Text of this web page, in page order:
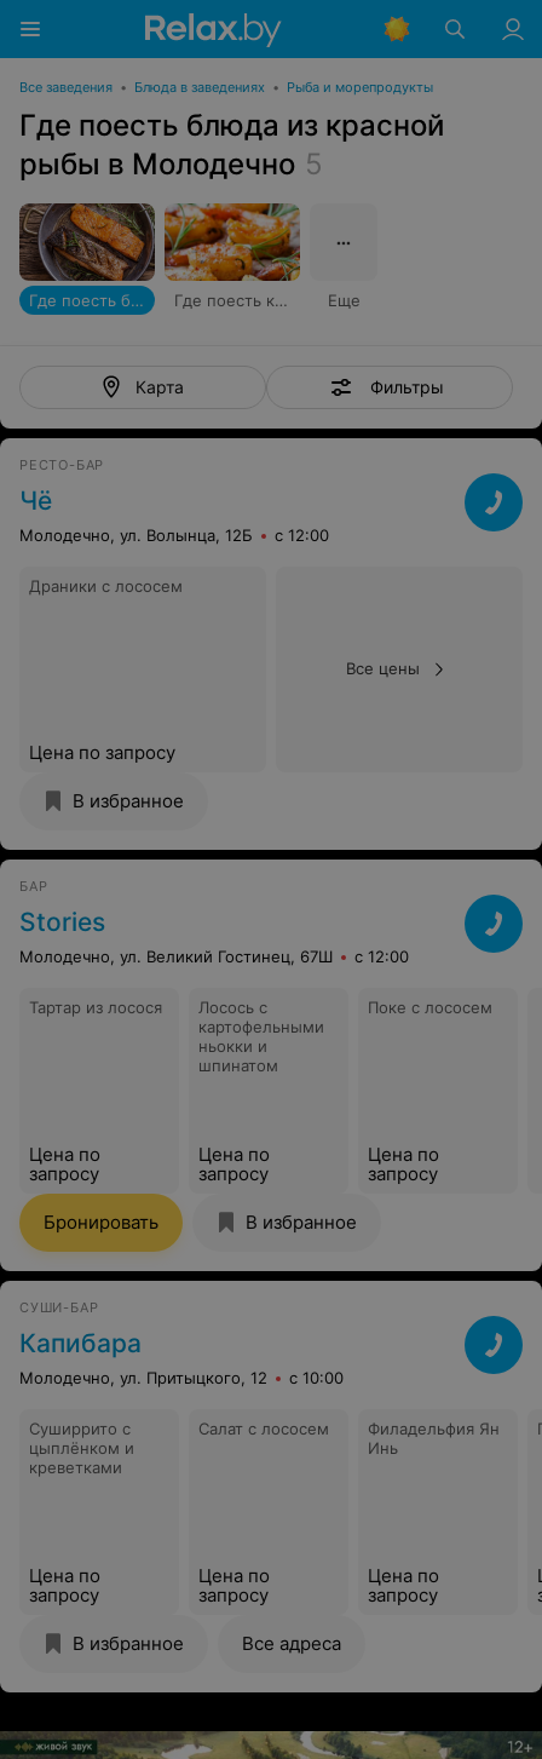
Все заведения • Блюда в заведениях • Рыба и морепродукты
Где поесть блюда из красной
рыбы в Молодечно 5
Где поесть блюда из красной рыбы Где поесть креветки Еще
Карта Фильтры
РЕСТО-БАР
Чё
Молодечно, ул. Волынца, 12Б с 12:00
Драники с лососем
Цена по запросу
Все цены
В избранное
БАР
Stories
Молодечно, ул. Великий Гостинец, 67Ш с 12:00
Тартар из лосося
Цена по
запросу
Лосось с
картофельными
ньокки и
шпинатом
Цена по
запросу
Поке с лососем
Цена по
запросу
Бронировать В избранное
СУШИ-БАР
Капибара
Молодечно, ул. Притыцкого, 12 с 10:00
Суширрито с
цыплёнком и
креветками
Цена по
запросу
Салат с лососем
Цена по
запросу
Филадельфия Ян
Инь
Цена по
запросу
В избранное Все адреса